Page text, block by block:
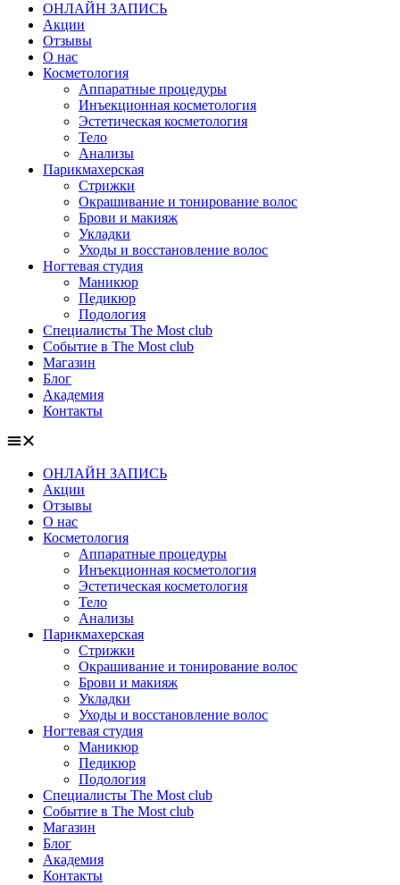
ОНЛАЙН ЗАПИСЬ
Акции
Отзывы
О нас
Косметология
Аппаратные процедуры
Инъекционная косметология
Эстетическая косметология
Тело
Анализы
Парикмахерская
Стрижки
Окрашивание и тонирование волос
Брови и макияж
Укладки
Уходы и восстановление волос
Ногтевая студия
Маникюр
Педикюр
Подология
Специалисты The Most club
Событие в The Most club
Магазин
Блог
Академия
Контакты
ОНЛАЙН ЗАПИСЬ
Акции
Отзывы
О нас
Косметология
Аппаратные процедуры
Инъекционная косметология
Эстетическая косметология
Тело
Анализы
Парикмахерская
Стрижки
Окрашивание и тонирование волос
Брови и макияж
Укладки
Уходы и восстановление волос
Ногтевая студия
Маникюр
Педикюр
Подология
Специалисты The Most club
Событие в The Most club
Магазин
Блог
Академия
Контакты